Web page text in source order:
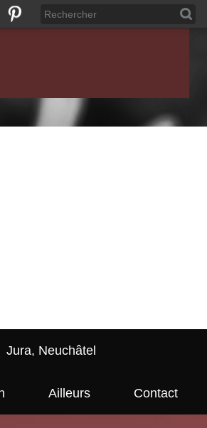
Jura, Neuchâtel
Ailleurs Contact